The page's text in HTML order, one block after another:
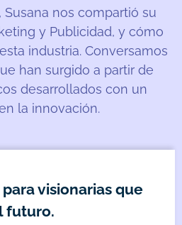
Susana nos compartió su
y Publicidad, y cómo
industria. Conversamos
han surgido a partir de
desarrollados con un
la innovación.
visionarias que
futuro.